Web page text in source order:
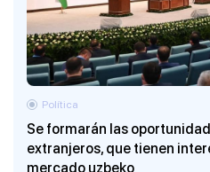
Se formarán las
extranjeros, que tienen
mercado uzbeko
Política